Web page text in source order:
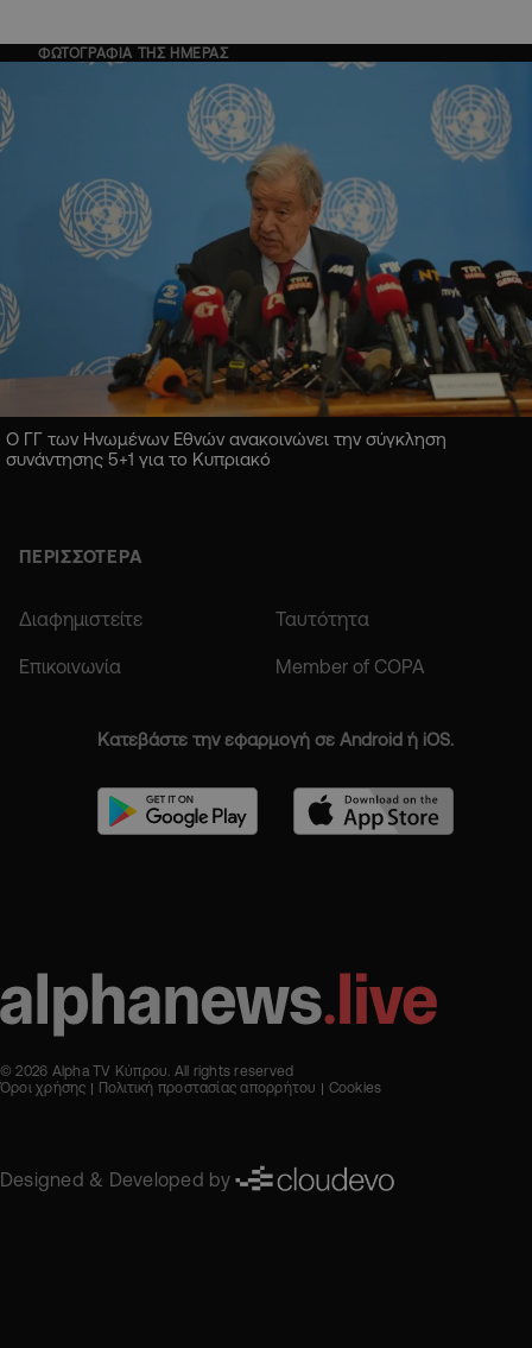
ΦΩΤΟΓΡΑΦΙΑ ΤΗΣ ΗΜΕΡΑΣ
Ο ΓΓ των Ηνωμένων Εθνών ανακοινώνει την σύγκληση
συνάντησης 5+1 για το Κυπριακό
ΠΕΡΙΣΣΟΤΕΡΑ
Διαφημιστείτε Ταυτότητα
Επικοινωνία Member of COPA
Κατεβάστε την εφαρμογή σε Android ή iOS.
© 2026 Alpha TV Κύπρου. All rights reserved
Όροι χρήσης
Πολιτική προστασίας απορρήτου Cookies
Designed & Developed by